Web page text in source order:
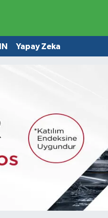
Yapay Zeka